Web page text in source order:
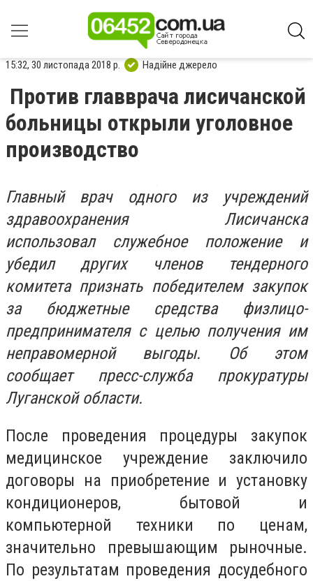
15:32, 30 листопада 2018 р. Надійне джерело
Против главврача лисичанской
больницы открыли уголовное
производство
Главный врач одного из учреждений
здравоохранения Лисичанска
использовал служебное положение и
убедил других членов тендерного
комитета признать победителем закупок
за бюджетные средства физлицо-
предпринимателя с целью получения им
неправомерной выгоды. Об этом
сообщает пресс-служба прокуратуры
Луганской области.
После проведения процедуры закупок
медицинское учреждение заключило
договоры на приобретение и установку
кондиционеров, бытовой и
компьютерной техники по ценам,
значительно превышающим рыночные.
По результатам проведения досудебного